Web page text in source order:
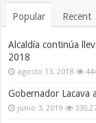
Popular Recent
Alcaldía continúa
2018
agosto 13, 2018
Gobernador Lacava
junio 3, 2019